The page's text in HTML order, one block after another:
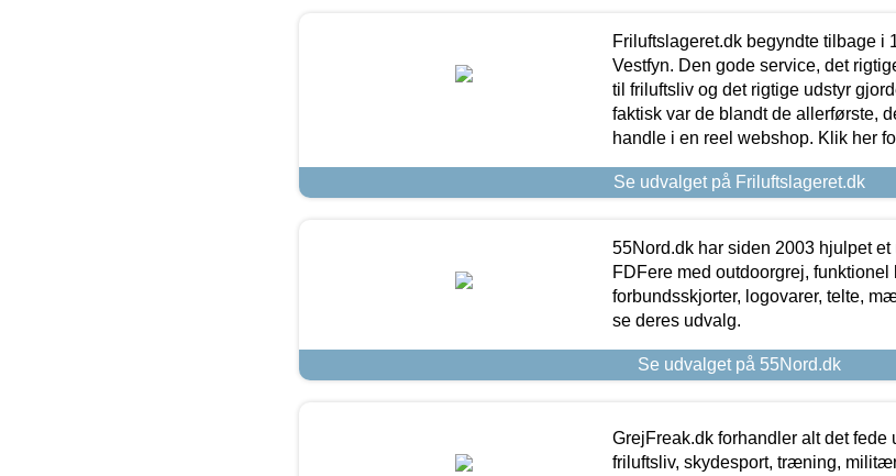
Friluftslageret.dk begyndte tilbage i
Vestfyn. Den gode service, det
til friluftsliv og det rigtige udstyr
faktisk var de blandt de allerførste,
handle i en reel webshop. Klik her
Se udvalget på Friluftslageret.dk
55Nord.dk har siden 2003 hjulpet
FDFere med outdoorgrej,
forbundsskjorter, logovarer, telte,
se deres udvalg.
Se udvalget på 55Nord.dk
GrejFreak.dk forhandler alt det fede
friluftsliv, skydesport, træning,